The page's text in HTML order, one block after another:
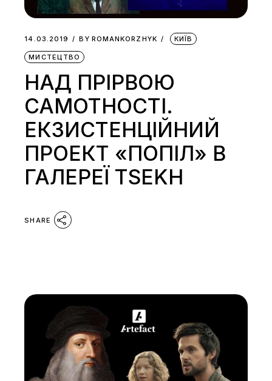
14.03.2019 BY ROMANKORZHYK КИЇВ
МИСТЕЦТВО
НАД ПРІРВОЮ
САМОТНОСТІ.
ЕКЗИСТЕНЦІЙНИЙ
ПРОЕКТ «ПОПІЛ» В
ГАЛЕРЕЇ TSEKH
SHARE